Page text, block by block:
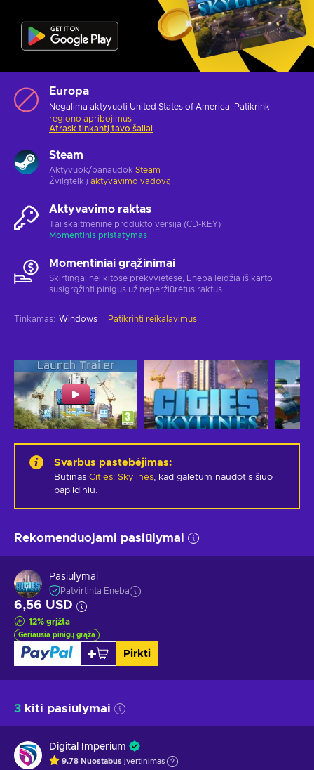
Europa
Negalima aktyvuoti United States of America. Patikrink
regiono apribojimus
Atrask tinkantį tavo šaliai
Steam
Aktyvuok/panaudok Steam
Žvilgtelk į aktyvavimo vadovą
Aktyvavimo raktas
Tai skaitmeninė produkto versija (CD-KEY)
Momentinis pristatymas
Momentiniai grąžinimai
Skirtingai nei kitose prekyvietėse, Eneba leidžia iš karto
susigrąžinti pinigus už neperžiūrėtus raktus.
Tinkamas: Windows Patikrinti reikalavimus
Svarbus pastebėjimas:
Būtinas Cities: Skylines , kad galėtum naudotis šiuo
papildiniu.
Rekomenduojami pasiūlymai
Pasiūlymai
Patvirtinta Eneba
6,56 USD
12% grįžta
Geriausia pinigų grąža
Pirkti
3 kiti pasiūlymai
Digital Imperium
9.78 Nuostabus įvertinimas